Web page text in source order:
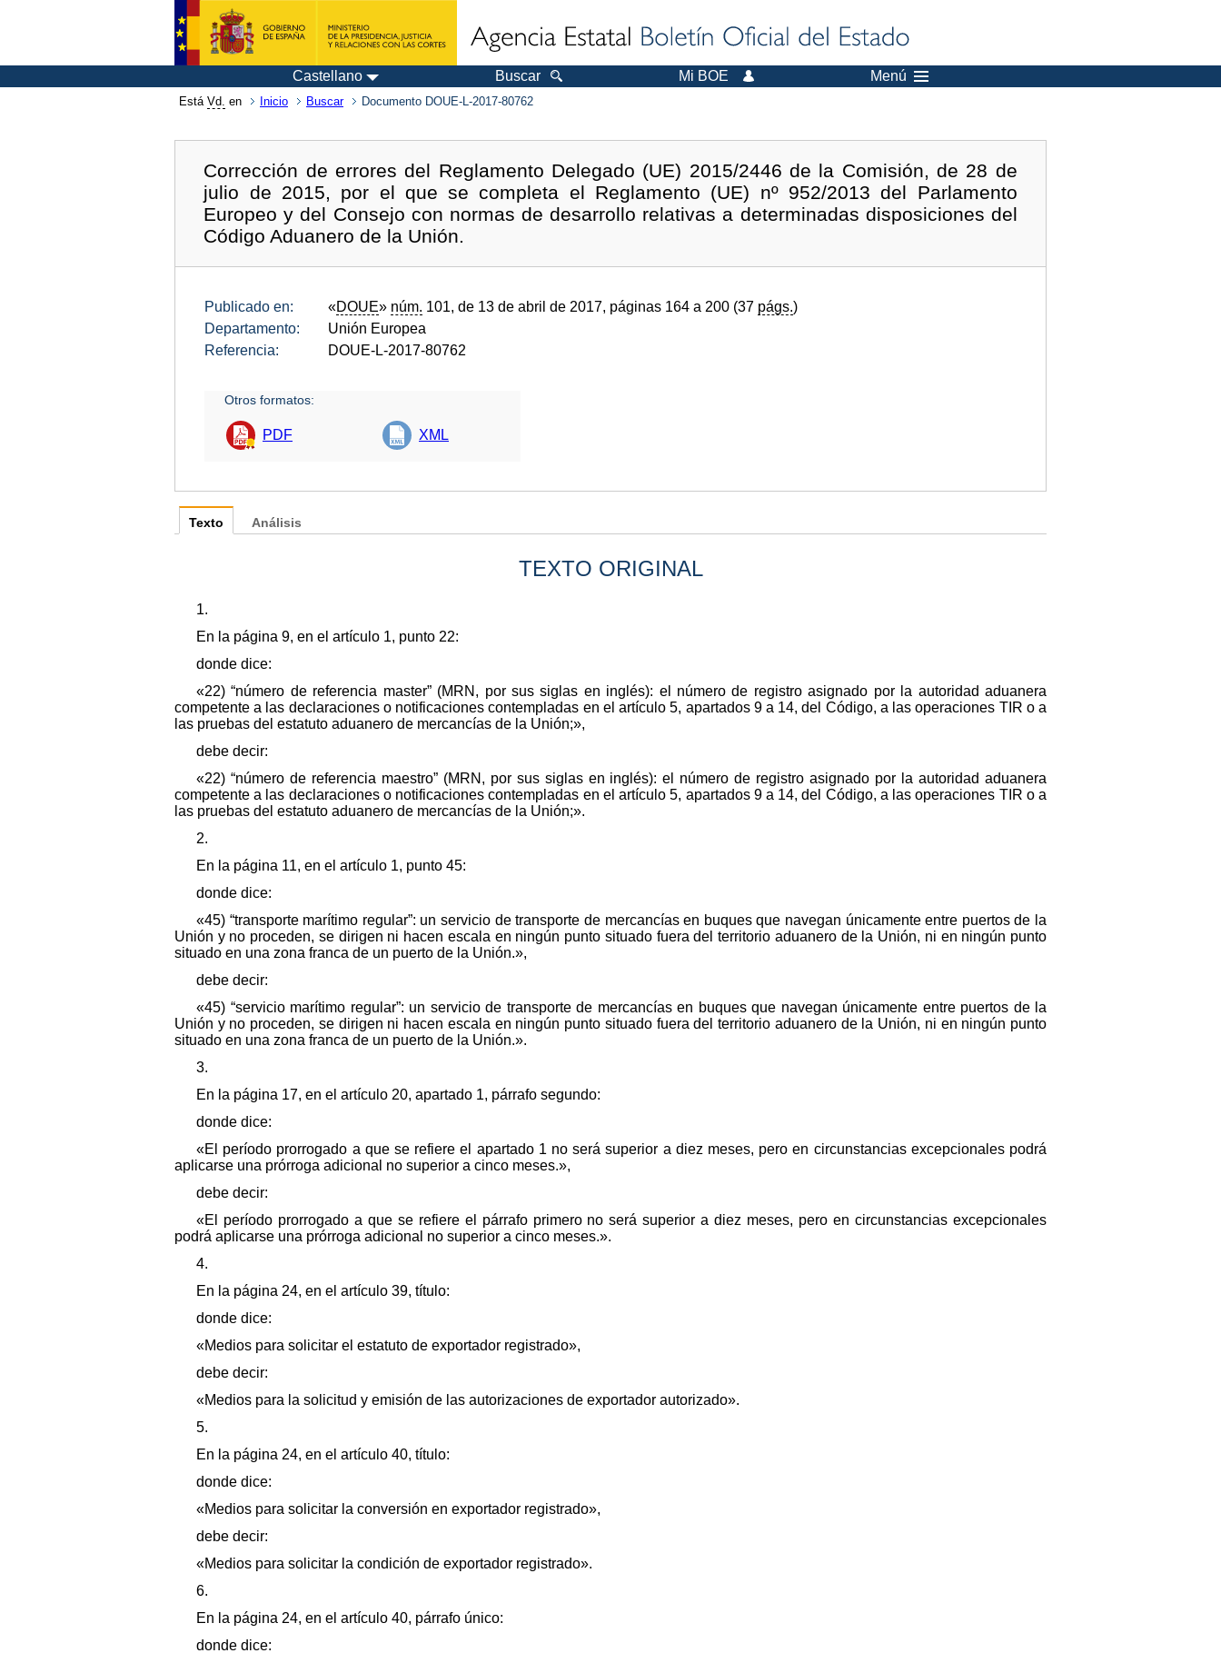
Castellano Buscar Mi BOE Menú
Está Vd. en Inicio Buscar Documento DOUE-L-2017-80762
Corrección de errores del Reglamento Delegado (UE) 2015/2446 de la Comisión, de 28 de
julio de 2015, por el que se completa el Reglamento (UE) nº 952/2013 del Parlamento
Europeo y del Consejo con normas de desarrollo relativas a determinadas disposiciones del
Código Aduanero de la Unión.
Publicado en: «DOUE» núm. 101, de 13 de abril de 2017, páginas 164 a 200 (37 págs.)
Departamento:
Unión Europea
Referencia:
DOUE-L-2017-80762
Otros formatos:
PDF XML
Texto
TEXTO ORIGINAL
1.
En la página 9, en el artículo 1, punto 22:
donde dice:
«22) “número de referencia master” (MRN, por sus siglas en inglés): el número de registro asignado por la autoridad aduanera
competente a las declaraciones o notificaciones contempladas en el artículo 5, apartados 9 a 14, del Código, a las operaciones TIR o a
las pruebas del estatuto aduanero de mercancías de la Unión;»,
debe decir:
«22) “número de referencia maestro” (MRN, por sus siglas en inglés): el número de registro asignado por la autoridad aduanera
competente a las declaraciones o notificaciones contempladas en el artículo 5, apartados 9 a 14, del Código, a las operaciones TIR o a
las pruebas del estatuto aduanero de mercancías de la Unión;».
2.
En la página 11, en el artículo 1, punto 45:
donde dice:
«45) “transporte marítimo regular”: un servicio de transporte de mercancías en buques que navegan únicamente entre puertos de la
Unión y no proceden, se dirigen ni hacen escala en ningún punto situado fuera del territorio aduanero de la Unión, ni en ningún punto
situado en una zona franca de un puerto de la Unión.»,
debe decir:
«45) “servicio marítimo regular”: un servicio de transporte de mercancías en buques que navegan únicamente entre puertos de la
Unión y no proceden, se dirigen ni hacen escala en ningún punto situado fuera del territorio aduanero de la Unión, ni en ningún punto
situado en una zona franca de un puerto de la Unión.».
3.
En la página 17, en el artículo 20, apartado 1, párrafo segundo:
donde dice:
«El período prorrogado a que se refiere el apartado 1 no será superior a diez meses, pero en circunstancias excepcionales podrá
aplicarse una prórroga adicional no superior a cinco meses.»,
debe decir:
«El período prorrogado a que se refiere el párrafo primero no será superior a diez meses, pero en circunstancias excepcionales
podrá aplicarse una prórroga adicional no superior a cinco meses.».
4.
En la página 24, en el artículo 39, título:
donde dice:
«Medios para solicitar el estatuto de exportador registrado»,
debe decir:
«Medios para la solicitud y emisión de las autorizaciones de exportador autorizado».
5.
En la página 24, en el artículo 40, título:
donde dice:
«Medios para solicitar la conversión en exportador registrado»,
debe decir:
«Medios para solicitar la condición de exportador registrado».
6.
En la página 24, en el artículo 40, párrafo único:
donde dice:
Análisis